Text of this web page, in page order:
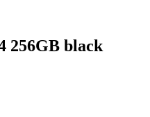
256GB black